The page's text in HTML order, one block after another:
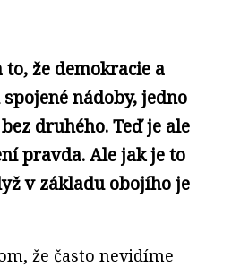
to, že demokracie a
nádoby, jedno
druhého. Teď je ale
pravda. Ale jak je to
v základu obojího je
že často nevidíme